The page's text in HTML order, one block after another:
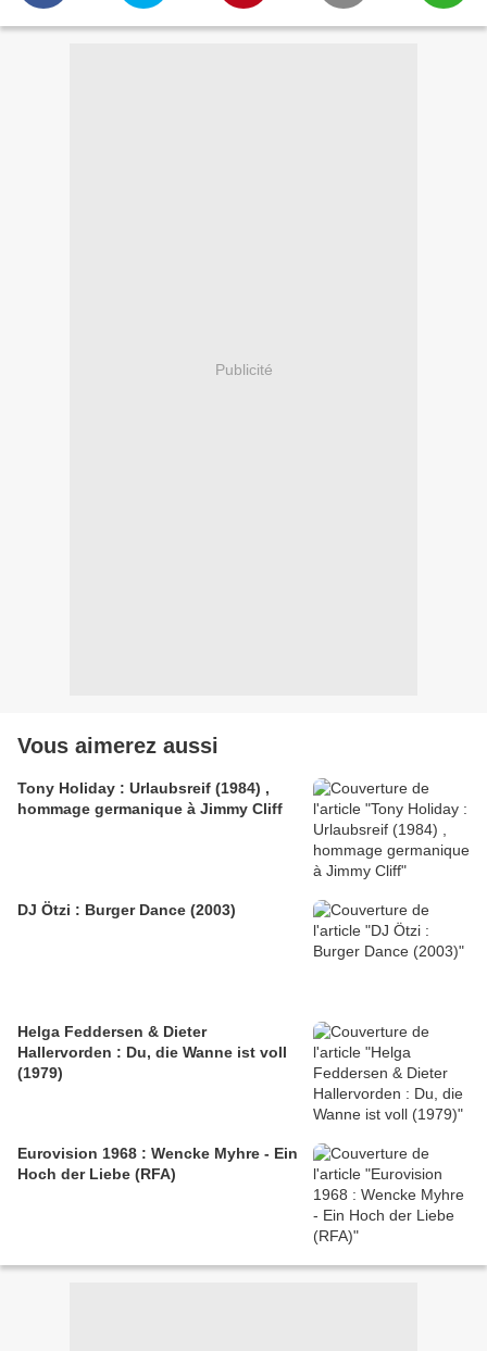
Publicité
Vous aimerez aussi
Tony Holiday : Urlaubsreif (1984) ,
hommage germanique à Jimmy Cliff
DJ Ötzi : Burger Dance (2003)
Helga Feddersen & Dieter
Hallervorden : Du, die Wanne ist voll
(1979)
Eurovision 1968 : Wencke Myhre - Ein
Hoch der Liebe (RFA)